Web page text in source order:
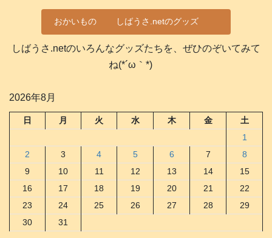
おかいもの しばうさ.netのグッズ
しばうさ.netのいろんなグッズたちを、ぜひのぞいてみて
ね(*´ω｀*)
2026年8月
日 月 火 水 木 金
土
1
2
3 4 5 6 7
8
9
10 11 12 13 14
15
16
17 18 19 20 21
22
23
24 25 26 27 28
29
30
31